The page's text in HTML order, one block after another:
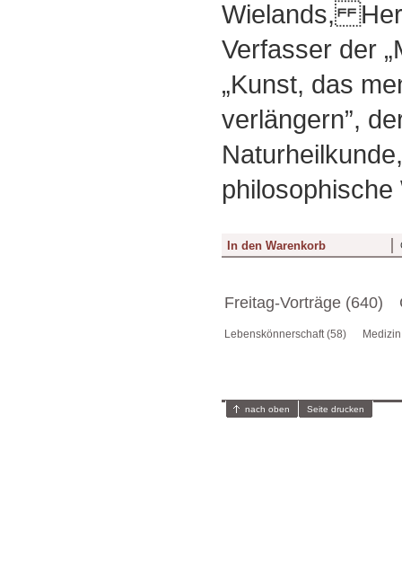
Wielands,
Verfasser der
„Kunst, das
verlängern”,
philosophische
Freitag-Vorträge (640)
Lebenskönnerschaft (58)
nach oben Seite drucken